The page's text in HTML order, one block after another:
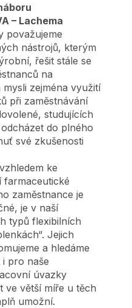
– Lachema
považujeme
nástrojů, kterým
řešit stále se
na
zejména využití
při zaměstnávání
studujících
do plného
své zkušenosti
ke
farmaceutické
zaměstnance je
je v naší
typů flexibilních
Jejich
a hledáme
pro naše
úvazky
ve větší míře u těch
umožní.